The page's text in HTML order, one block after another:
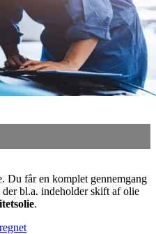
Du får en komplet gennemgang
der bl.a. indeholder skift af olie
.